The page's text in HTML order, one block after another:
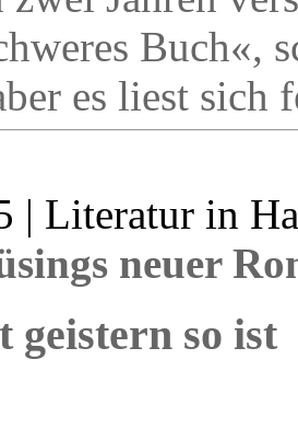
Buch«,
es liest sich
| Literatur in
neuer
geistern so ist